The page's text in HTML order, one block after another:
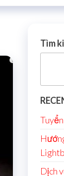
Tìm
Dịch